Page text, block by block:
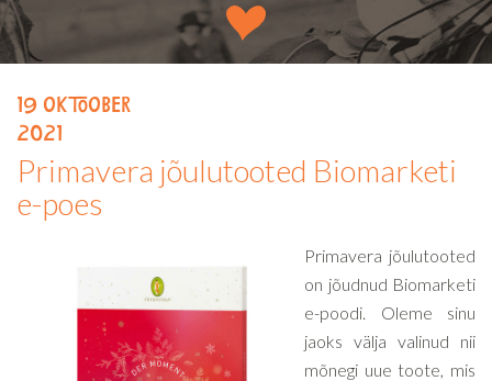
19 oktoober
2021
Primavera jõulutooted Biomarketi
e-poes
Primavera jõulutooted
on jõudnud Biomarketi
e-poodi. Oleme sinu
jaoks välja valinud nii
mõnegi uue toote, mis